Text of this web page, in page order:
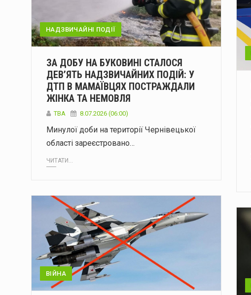
НАДЗВИЧАЙНІ ПОДІЇ
ЗА ДОБУ НА БУКОВИНІ СТАЛОСЯ
ДЕВ’ЯТЬ НАДЗВИЧАЙНИХ ПОДІЙ: У
ДТП В МАМАЇВЦЯХ ПОСТРАЖДАЛИ
ЖІНКА ТА НЕМОВЛЯ
ТВА 8.07.2026 (06:00)
Минулої доби на території Чернівецької
області зареєстровано…
ЧИТАТИ...
ВІЙНА